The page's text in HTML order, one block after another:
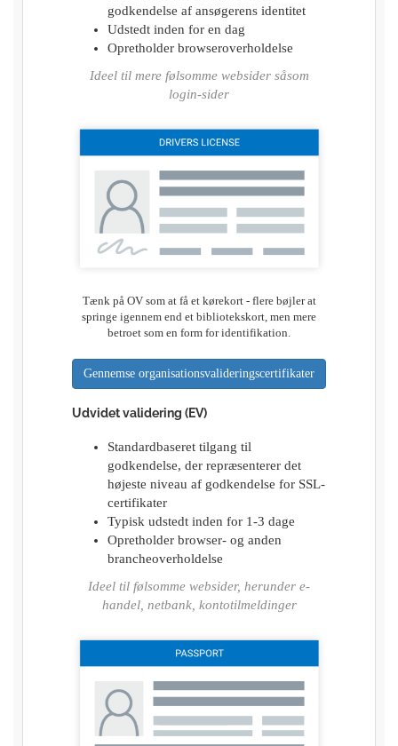
godkendelse af ansøgerens identitet
Udstedt inden for en dag
Opretholder browseroverholdelse
Ideel til mere følsomme websider såsom
login-sider
Tænk på OV som at få et kørekort - flere bøjler at
springe igennem end et bibliotekskort, men mere
betroet som en form for identifikation.
Gennemse organisationsvalideringscertifikater
Udvidet validering (EV)
Standardbaseret tilgang til
godkendelse, der repræsenterer det
højeste niveau af godkendelse for SSL-
certifikater
Typisk udstedt inden for 1-3 dage
Opretholder browser- og anden
brancheoverholdelse
Ideel til følsomme websider, herunder e-
handel, netbank, kontotilmeldinger